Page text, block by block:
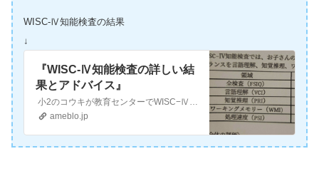
WISC-Ⅳ知能検査の結果
↓
『WISC-Ⅳ知能検査の詳しい結
果とアドバイス』
小2のコウキが教育センターでWISC−Ⅳ知能検査を受けた結果が出ました。 検査をしてくれた公認心理師さんから検査結果を解説してもらいその後、初回面談した相…
ameblo.jp